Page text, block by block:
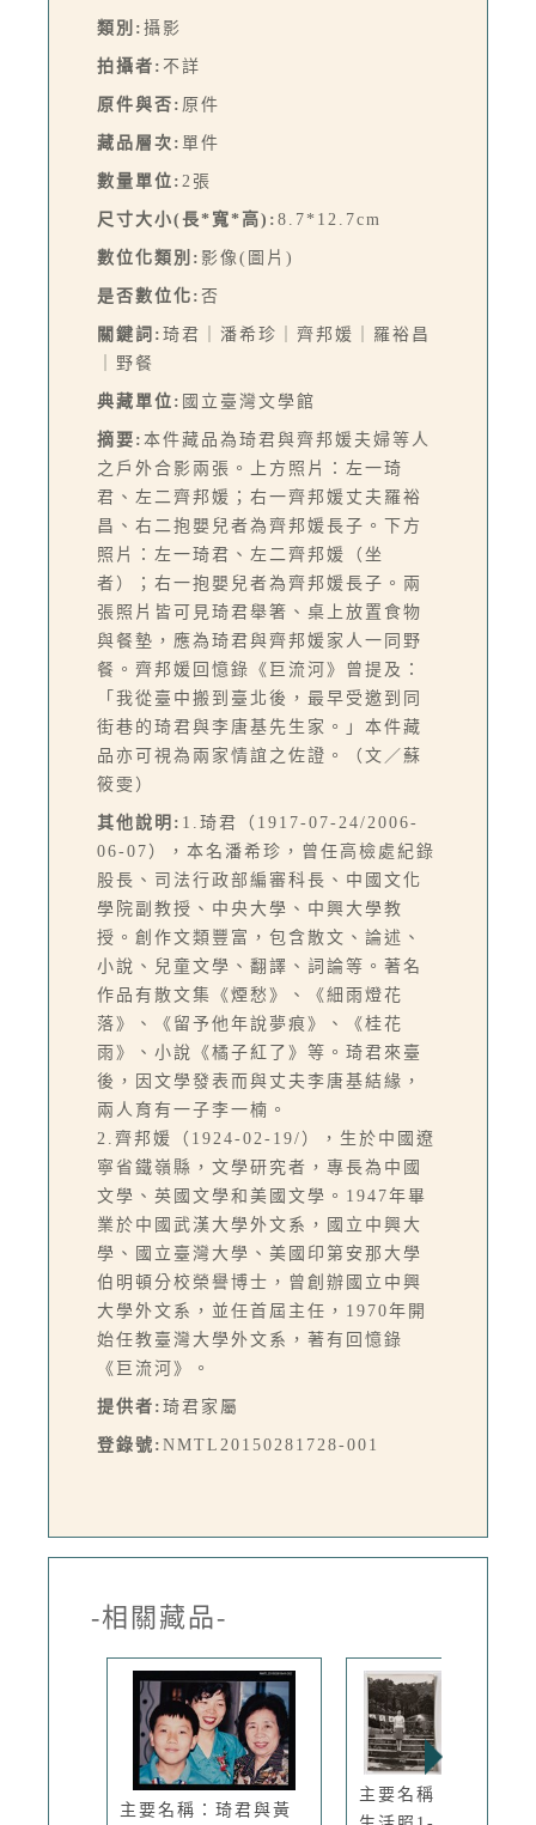
類別: 攝影
拍攝者: 不詳
原件與否: 原件
藏品層次: 單件
數量單位: 2張
尺寸大小(長*寬*高): 8.7*12.7cm
數位化類別: 影像(圖片)
是否數位化: 否
關鍵詞: 琦君｜潘希珍｜齊邦媛｜羅裕昌
｜野餐
典藏單位: 國立臺灣文學館
摘要: 本件藏品為琦君與齊邦媛夫婦等人
之戶外合影兩張。上方照片：左一琦
君、左二齊邦媛；右一齊邦媛丈夫羅裕
昌、右二抱嬰兒者為齊邦媛長子。下方
照片：左一琦君、左二齊邦媛（坐
者）；右一抱嬰兒者為齊邦媛長子。兩
張照片皆可見琦君舉箸、桌上放置食物
與餐墊，應為琦君與齊邦媛家人一同野
餐。齊邦媛回憶錄《巨流河》曾提及：
「我從臺中搬到臺北後，最早受邀到同
街巷的琦君與李唐基先生家。」本件藏
品亦可視為兩家情誼之佐證。（文／蘇
筱雯）
其他說明: 1.琦君（1917-07-24/2006-
06-07），本名潘希珍，曾任高檢處紀錄
股長、司法行政部編審科長、中國文化
學院副教授、中央大學、中興大學教
授。創作文類豐富，包含散文、論述、
小說、兒童文學、翻譯、詞論等。著名
作品有散文集《煙愁》、《細雨燈花
落》、《留予他年說夢痕》、《桂花
雨》、小說《橘子紅了》等。琦君來臺
後，因文學發表而與丈夫李唐基結緣，
兩人育有一子李一楠。
2.齊邦媛（1924-02-19/），生於中國遼
寧省鐵嶺縣，文學研究者，專長為中國
文學、英國文學和美國文學。1947年畢
業於中國武漢大學外文系，國立中興大
學、國立臺灣大學、美國印第安那大學
伯明頓分校榮譽博士，曾創辦國立中興
大學外文系，並任首屆主任，1970年開
始任教臺灣大學外文系，著有回憶錄
《巨流河》。
提供者: 琦君家屬
登錄號: NMTL20150281728-001
-相關藏品-
主要名稱：琦君與黃
主要名稱：琦君個人